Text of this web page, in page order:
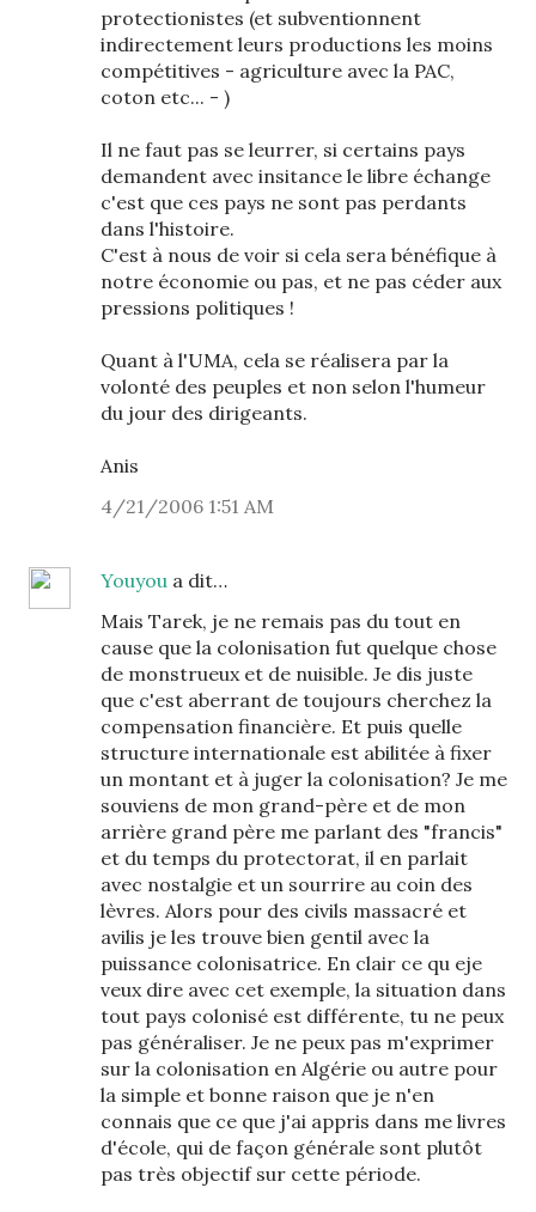
protectionistes (et subventionnent
indirectement leurs productions les moins
compétitives - agriculture avec la PAC,
coton etc... - )
Il ne faut pas se leurrer, si certains pays
demandent avec insitance le libre échange
c'est que ces pays ne sont pas perdants
dans l'histoire.
C'est à nous de voir si cela sera bénéfique à
notre économie ou pas, et ne pas céder aux
pressions politiques !
Quant à l'UMA, cela se réalisera par la
volonté des peuples et non selon l'humeur
du jour des dirigeants.
Anis
4/21/2006 1:51 AM
Youyou a dit…
Mais Tarek, je ne remais pas du tout en
cause que la colonisation fut quelque chose
de monstrueux et de nuisible. Je dis juste
que c'est aberrant de toujours cherchez la
compensation financière. Et puis quelle
structure internationale est abilitée à fixer
un montant et à juger la colonisation? Je me
souviens de mon grand-père et de mon
arrière grand père me parlant des "francis"
et du temps du protectorat, il en parlait
avec nostalgie et un sourrire au coin des
lèvres. Alors pour des civils massacré et
avilis je les trouve bien gentil avec la
puissance colonisatrice. En clair ce qu eje
veux dire avec cet exemple, la situation dans
tout pays colonisé est différente, tu ne peux
pas généraliser. Je ne peux pas m'exprimer
sur la colonisation en Algérie ou autre pour
la simple et bonne raison que je n'en
connais que ce que j'ai appris dans me livres
d'école, qui de façon générale sont plutôt
pas très objectif sur cette période.